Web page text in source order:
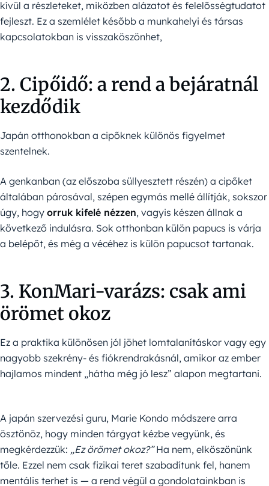
kívül a részleteket, miközben alázatot és felelősségtudatot
fejleszt. Ez a szemlélet később a munkahelyi és társas
kapcsolatokban is visszaköszönhet,
2. Cipőidő: a rend a bejáratnál
kezdődik
Japán otthonokban a cipőknek különös figyelmet
szentelnek.
A genkanban (az előszoba süllyesztett részén) a cipőket
általában párosával, szépen egymás mellé állítják, sokszor
úgy, hogy orruk kifelé nézzen, vagyis készen állnak a
következő indulásra. Sok otthonban külön papucs is várja
a belépőt, és még a vécéhez is külön papucsot tartanak.
3. KonMari-varázs: csak ami
örömet okoz
Ez a praktika különösen jól jöhet lomtalanításkor vagy egy
nagyobb szekrény- és fiókrendrakásnál, amikor az ember
hajlamos mindent „hátha még jó lesz” alapon megtartani.
A japán szervezési guru, Marie Kondo módszere arra
ösztönöz, hogy minden tárgyat kézbe vegyünk, és
megkérdezzük: „Ez örömet okoz?”Ha nem, elköszönünk
tőle. Ezzel nem csak fizikai teret szabadítunk fel, hanem
mentális terhet is — a rend végül a gondolatainkban is